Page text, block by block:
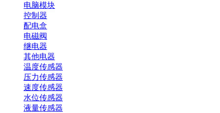
电脑模块
控制器
配电盒
电磁阀
继电器
其他电器
温度传感器
压力传感器
速度传感器
水位传感器
液量传感器